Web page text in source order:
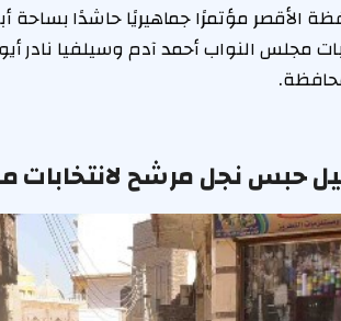
مؤتمرًا جماهيريًا حاشدًا بساحة
مجلس النواب أحمد آدم وسيلفيا نادر
حبس نجل مرشح لانتخابات